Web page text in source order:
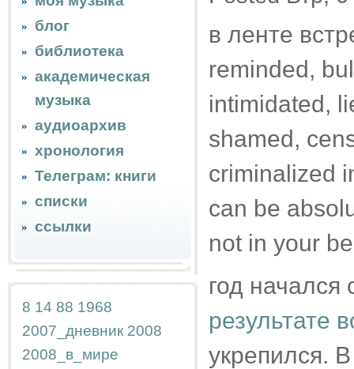
блог
библиотека
академическая
музыка
аудиоархив
хронология
Телеграм: книги
списки
ссылки
8 14 88 1968
2007_дневник 2008
2008_в_мире
в ленте
reminded,
intimidated,
shamed,
criminalized
can be
not in your
год начался
результате
укрепился.